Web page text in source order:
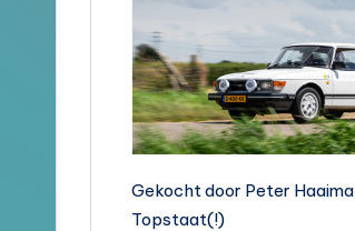
Gekocht door Peter Haaima
Topstaat(!)